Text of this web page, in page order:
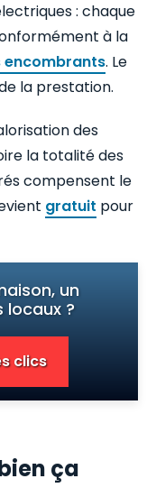
: chaque
à la
encombrants. Le
la prestation.
des
la totalité des
compensent le
gratuit pour
un
?
clics
ça